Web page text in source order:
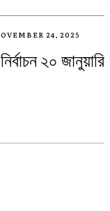
24, 2025
২০ জানুয়ারি